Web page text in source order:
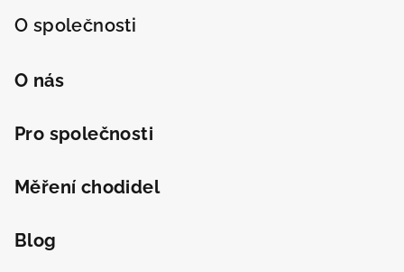
O společnosti
O nás
Pro společnosti
Měření chodidel
Blog